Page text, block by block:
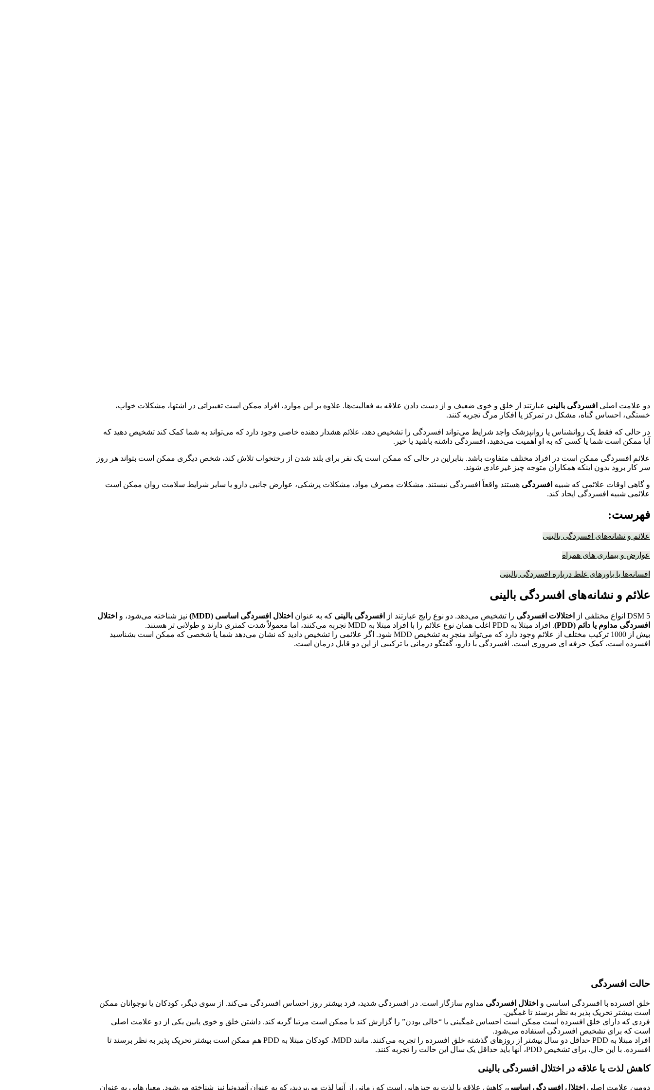
دو علامت اصلی افسردگی بالینی عبارتند از خلق و خوی ضعیف و از دست دادن علاقه به فعالیت‌ها. علاوه بر این موارد، افراد ممکن است تغییراتی در اشتها، مشکلات خواب،
خستگی، احساس گناه، مشکل در تمرکز یا افکار مرگ تجربه کنند.
در حالی که فقط یک روانشناس یا روانپزشک واجد شرایط می‌تواند افسردگی را تشخیص دهد، علائم هشدار دهنده خاصی وجود دارد که می‌تواند به شما کمک کند تشخیص دهید که
آیا ممکن است شما یا کسی که به او اهمیت می‌دهید، افسردگی داشته باشید یا خیر.
علائم افسردگی ممکن است در افراد مختلف متفاوت باشد. بنابراین در حالی که ممکن است یک نفر برای بلند شدن از رختخواب تلاش کند، شخص دیگری ممکن است بتواند هر روز
سر کار برود بدون اینکه همکاران متوجه چیز غیرعادی شوند.
و گاهی اوقات علائمی که شبیه افسردگی هستند واقعاً افسردگی نیستند. مشکلات مصرف مواد، مشکلات پزشکی، عوارض جانبی دارو یا سایر شرایط سلامت روان ممکن است
علائمی شبیه افسردگی ایجاد کند.
فهرست:
علائم و نشانه‌های افسردگی بالینی
عوارض و بیماری های همراه
افسانه‌ها یا باورهای غلط درباره افسردگی بالینی
علائم و نشانه‌های افسردگی بالینی
DSM 5 انواع مختلفی از اختلالات افسردگی را تشخیص می‌دهد. دو نوع رایج عبارتند از افسردگی بالینی که به عنوان اختلال افسردگی اساسی (MDD) نیز شناخته می‌شود، و اختلال
افسردگی مداوم یا دائم (PDD)
. افراد مبتلا به PDD اغلب همان نوع علائم را با افراد مبتلا به MDD تجربه می‌کنند، اما معمولاً شدت کمتری دارند و طولانی تر هستند.
بیش از 1000 ترکیب مختلف از علائم وجود دارد که می‌تواند منجر به تشخیص MDD شود. اگر علائمی را تشخیص دادید که نشان می‌دهد شما یا شخصی که ممکن است بشناسید
افسرده است، کمک حرفه ای ضروری است. افسردگی با دارو، گفتگو درمانی یا ترکیبی از این دو قابل درمان است.
حالت افسردگی
خلق افسرده با افسردگی اساسی و اختلال افسردگی مداوم سازگار است. در افسردگی شدید، فرد بیشتر روز احساس افسردگی می‌کند. از سوی دیگر، کودکان یا نوجوانان ممکن
است بیشتر تحریک پذیر به نظر برسند تا غمگین.
فردی که دارای خلق افسرده است ممکن است احساس غمگینی یا “خالی بودن” را گزارش کند یا ممکن است مرتبا گریه کند. داشتن خلق و خوی پایین یکی از دو علامت اصلی
است که برای تشخیص افسردگی استفاده می‌شود.
افراد مبتلا به PDD حداقل دو سال بیشتر از روزهای گذشته خلق افسرده را تجربه می‌کنند. مانند MDD، کودکان مبتلا به PDD هم ممکن است بیشتر تحریک پذیر به نظر برسند تا
افسرده. با این حال، برای تشخیص PDD، آنها باید حداقل یک سال این حالت را تجربه کنند.
کاهش لذت یا علاقه در اختلال افسردگی بالینی
دومین علامت اصلی اختلال افسردگی اساسی، کاهش علاقه یا لذت به چیزهایی است که زمانی از آنها لذت می‌بردید، که به عنوان آنهدونیا نیز شناخته می‌شود. معیارهایی به عنوان